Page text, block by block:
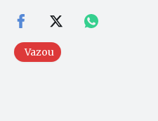
Vazou